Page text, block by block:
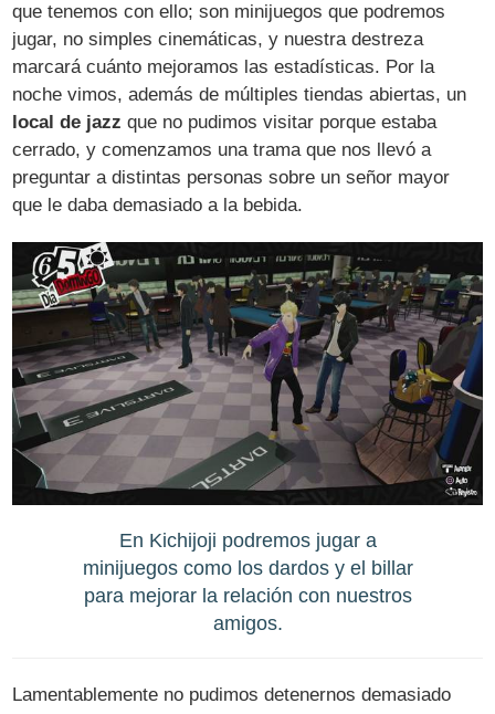
que tenemos con ello; son minijuegos que podremos
jugar, no simples cinemáticas, y nuestra destreza
marcará cuánto mejoramos las estadísticas. Por la
noche vimos, además de múltiples tiendas abiertas, un
local de jazz que no pudimos visitar porque estaba
cerrado, y comenzamos una trama que nos llevó a
preguntar a distintas personas sobre un señor mayor
que le daba demasiado a la bebida.
En Kichijoji podremos jugar a
minijuegos como los dardos y el billar
para mejorar la relación con nuestros
amigos.
Lamentablemente no pudimos detenernos demasiado